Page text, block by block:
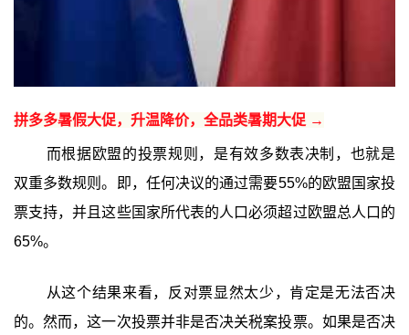
拼多多暑假大促，升温降价，全品类暑期大促 →
而根据欧盟的投票规则，是有效多数表决制，也就是
双重多数规则。即，任何决议的通过需要55%的欧盟国家投
票支持，并且这些国家所代表的人口必须超过欧盟总人口的
65%。
从这个结果来看，反对票显然太少，肯定是无法否决
的。然而，这一次投票并非是否决关税案投票。如果是否决